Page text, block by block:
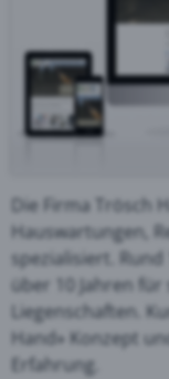
Die Firma Trösch
Hauswartungen,
spezialisiert.
über 10 Jahren
Liegenschaften.
Hand» Konzept
Erfahrung.